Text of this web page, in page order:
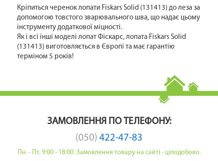
Кріпиться черенок лопати Fiskars Solid (131413) до леза за
допомогою товстого зварювального шва, що надає цьому
інструменту додаткової міцності.
Як і всі інші моделі лопат Фіскарс, лопата Fiskars Solid
(131413) виготовляється в Європі та має гарантію
терміном 5 років!
ЗАМОВЛЕННЯ ПО ТЕЛЕФОНУ:
(050) 422-47-83
Пн. - Пт. 9:00 - 18:00. Замовлення товару на сайті - цілодобово.